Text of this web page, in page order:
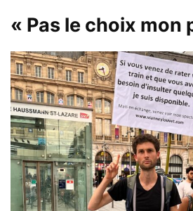
« Pas le choix mon